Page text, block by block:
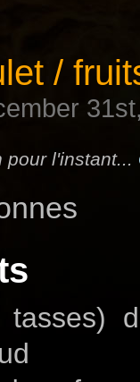
/
pour l'instant...